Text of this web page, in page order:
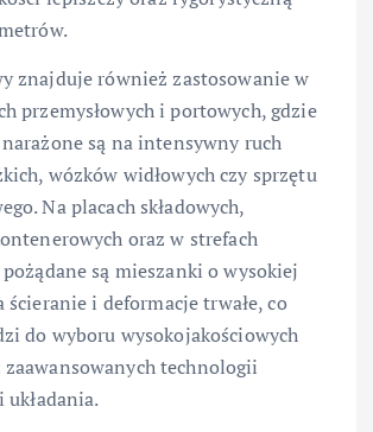
znajduje również zastosowanie w
przemysłowych i portowych, gdzie
są na intensywny ruch
wózków widłowych czy sprzętu
Na placach składowych,
oraz w strefach
są mieszanki o wysokiej
i deformacje trwałe, co
do wyboru wysokojakościowych
technologii
układania.